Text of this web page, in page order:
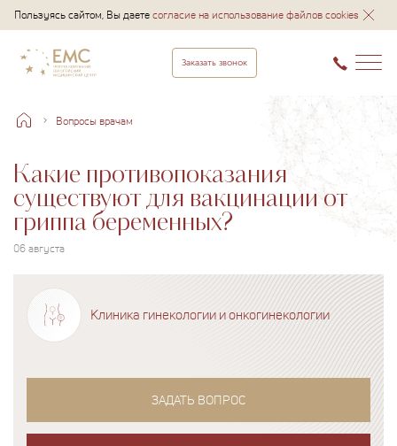
Пользуясь сайтом, Вы даетесогласие на использование файлов cookies
Заказать звонок
Вопросы врачам
Какие противопоказания
существуют для вакцинации от
гриппа беременных?
06 августа
Клиника гинекологии и онкогинекологии
ЗАДАТЬ ВОПРОС